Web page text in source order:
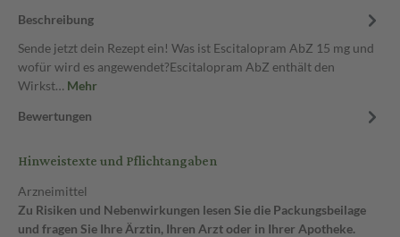
Beschreibung
Sende jetzt dein Rezept ein! Was ist Escitalopram AbZ 15 mg und
wofür wird es angewendet?Escitalopram AbZ enthält den
Wirkst… Mehr
Bewertungen
Hinweistexte und Pflichtangaben
Arzneimittel
Zu Risiken und Nebenwirkungen lesen Sie die Packungsbeilage
und fragen Sie Ihre Ärztin, Ihren Arzt oder in Ihrer Apotheke.